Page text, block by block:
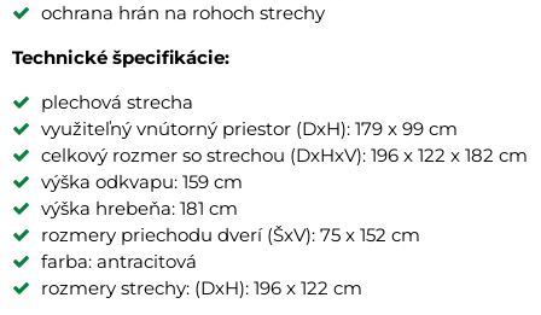
ochrana hrán na rohoch strechy
Technické špecifikácie:
plechová strecha
využiteľný vnútorný priestor (DxH): 179 x 99 cm
celkový rozmer so strechou (DxHxV): 196 x 122 x 182 cm
výška odkvapu: 159 cm
výška hrebeňa: 181 cm
rozmery priechodu dverí (ŠxV): 75 x 152 cm
farba: antracitová
rozmery strechy: (DxH): 196 x 122 cm